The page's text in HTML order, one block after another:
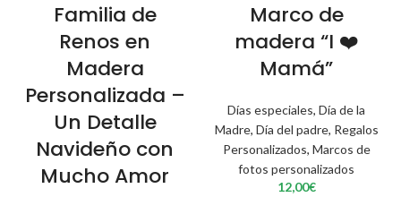
Familia de
Renos en
Madera
Personalizada –
Un Detalle
Navideño con
Mucho Amor
Marco de
madera “I ❤️
Mamá”
Días especiales, Día de la
Madre, Día del padre, Regalos
Personalizados, Marcos de
fotos personalizados
12,00€